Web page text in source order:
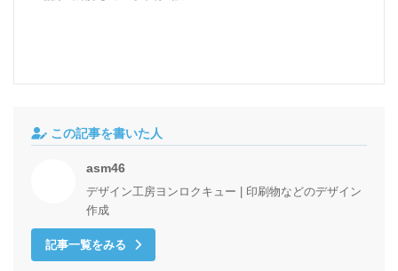
この記事を書いた人
asm46
デザイン工房ヨンロクキュー | 印刷物などのデザイン
作成
記事一覧をみる